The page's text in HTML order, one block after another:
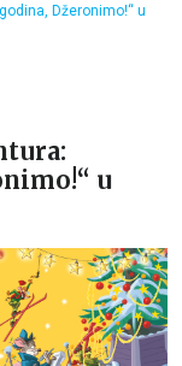
Džeronimo!“ u
u